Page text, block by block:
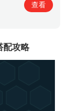
查看
配攻略